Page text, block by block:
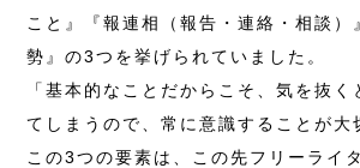
こと』『報連相（報告・連絡・相談）
勢』の3つを挙げられていました。
「基本的なことだからこそ、気を抜く
てしまうので、常に意識することが大
この3つの要素は、この先フリーライ